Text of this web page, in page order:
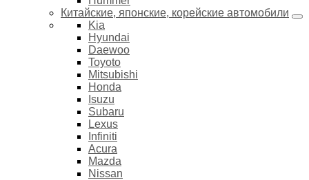
Китайские, японские, корейские автомобили
Kia
Hyundai
Daewoo
Toyoto
Mitsubishi
Honda
Isuzu
Subaru
Lexus
Infiniti
Acura
Mazda
Nissan